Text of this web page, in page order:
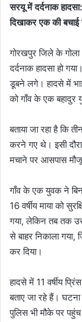
सरयू में दर्दनाक
दिखाकर एक की बचाई
गोरखपुर जिले के गोला
दर्दनाक हादसा हो
डूबने लगे। हादसे में
को गाँव के एक बहादुर
बताया जा रहा है कि
करने गए थे। इसी
मचाने पर आसपास
गाँव के एक युवक ने
16 वर्षीय माया को
गया, लेकिन तब तक
से बाहर निकाला गया,
कर दिया।
हादसे में 11 वर्षीय
बताए जा रहे हैं।
पुलिस भी मौके पर